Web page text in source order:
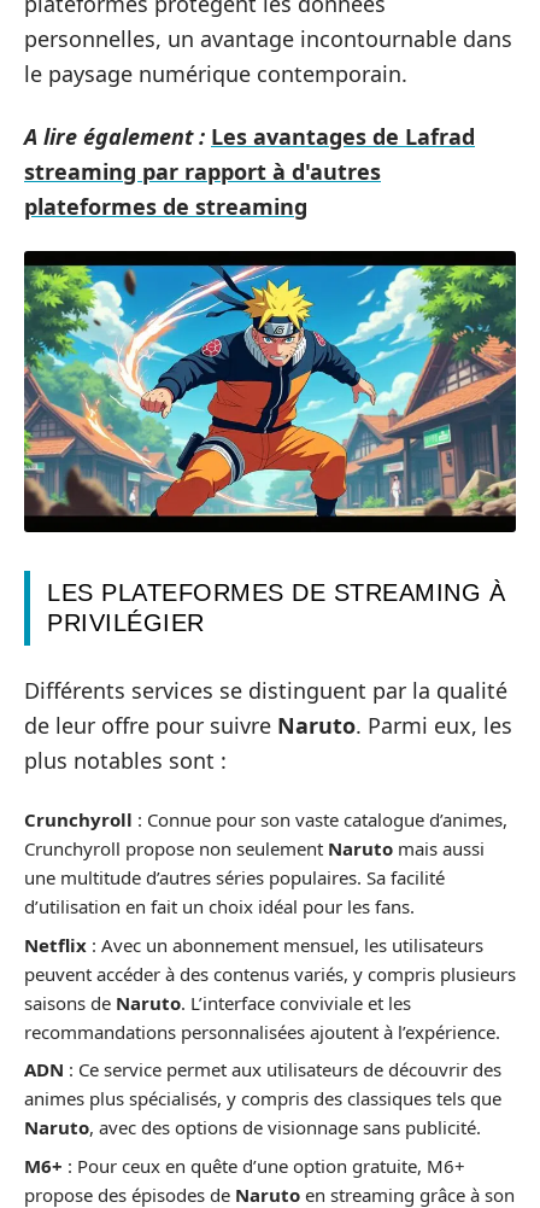
personnelles, un avantage incontournable dans
le paysage numérique contemporain.
A lire également : Les avantages de Lafrad
streaming par rapport à d'autres
plateformes de streaming
LES PLATEFORMES DE STREAMING À
PRIVILÉGIER
Différents services se distinguent par la qualité
de leur offre pour suivre Naruto. Parmi eux, les
plus notables sont :
Crunchyroll : Connue pour son vaste catalogue d’animes,
Crunchyroll propose non seulement Naruto mais aussi
une multitude d’autres séries populaires. Sa facilité
d’utilisation en fait un choix idéal pour les fans.
Netflix : Avec un abonnement mensuel, les utilisateurs
peuvent accéder à des contenus variés, y compris plusieurs
saisons de Naruto. L’interface conviviale et les
recommandations personnalisées ajoutent à l’expérience.
ADN : Ce service permet aux utilisateurs de découvrir des
animes plus spécialisés, y compris des classiques tels que
Naruto, avec des options de visionnage sans publicité.
M6+ : Pour ceux en quête d’une option gratuite, M6+
propose des épisodes de Naruto en streaming grâce à son